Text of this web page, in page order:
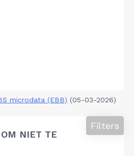
microdata (EBB) (05-03-2026)
NIET TE
Filters